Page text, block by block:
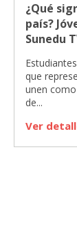
¿Qué
país?
Sunedu
que
unen
de...
Ver